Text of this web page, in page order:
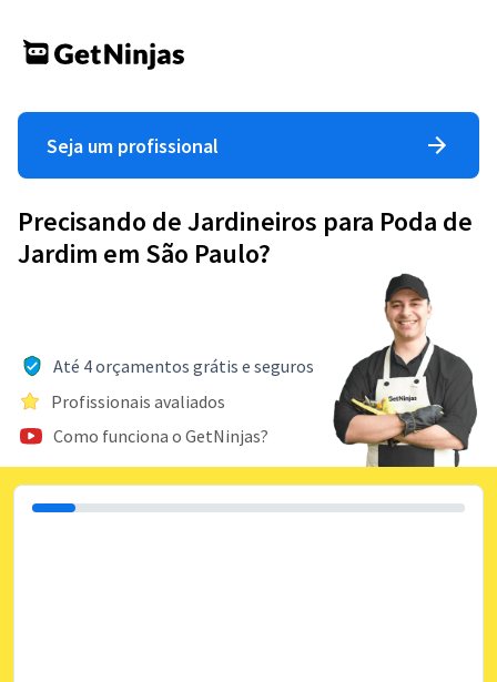
Seja um profissional
Precisando de Jardineiros para Poda de
Jardim em São Paulo?
Até 4 orçamentos grátis e seguros
Profissionais avaliados
Como funciona o GetNinjas?